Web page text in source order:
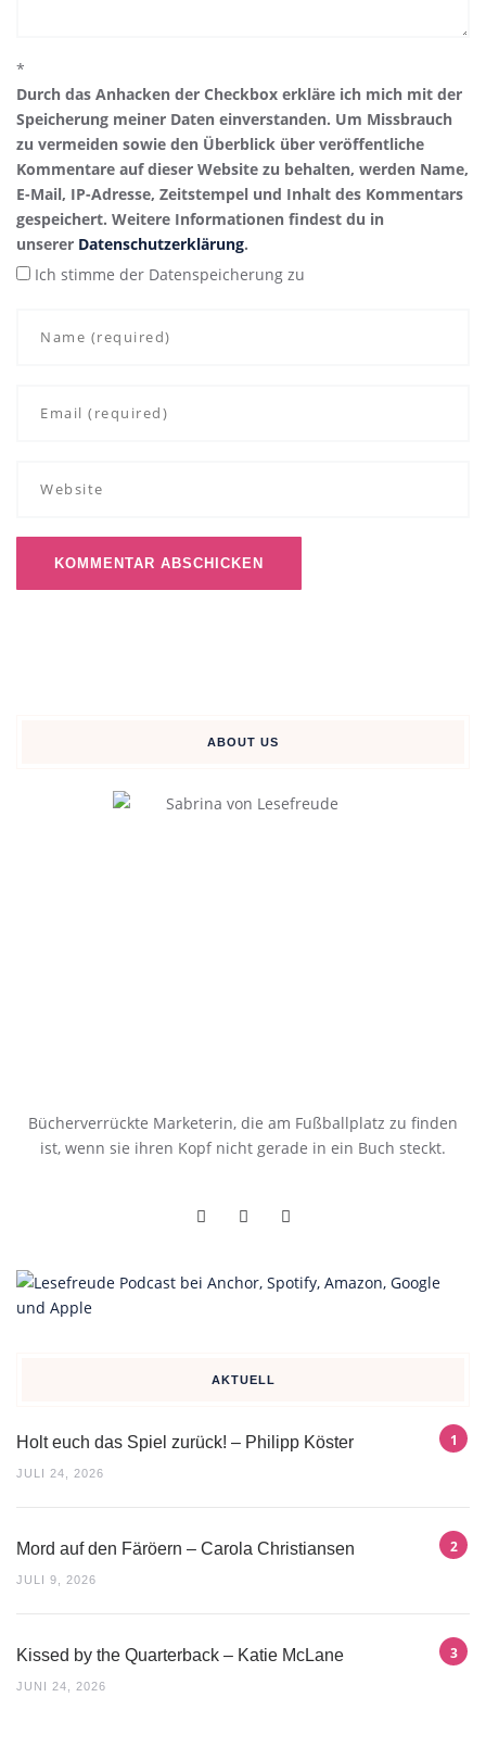
*
Durch das Anhacken der Checkbox erkläre ich mich mit der
Speicherung meiner Daten einverstanden. Um Missbrauch
zu vermeiden sowie den Überblick über veröffentliche
Kommentare auf dieser Website zu behalten, werden Name,
E-Mail, IP-Adresse, Zeitstempel und Inhalt des Kommentars
gespeichert. Weitere Informationen findest du in
unserer Datenschutzerklärung.
Ich stimme der Datenspeicherung zu
ABOUT US
Bücherverrückte Marketerin, die am Fußballplatz zu finden
ist, wenn sie ihren Kopf nicht gerade in ein Buch steckt.
AKTUELL
Holt euch das Spiel zurück! – Philipp Köster
JULI 24, 2026
Mord auf den Färöern – Carola Christiansen
JULI 9, 2026
Kissed by the Quarterback – Katie McLane
JUNI 24, 2026